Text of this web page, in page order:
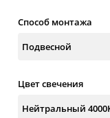
Способ монтажа
Цвет свечения